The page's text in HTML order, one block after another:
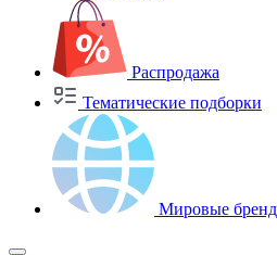
Распродажа
Тематические подборки
Мировые